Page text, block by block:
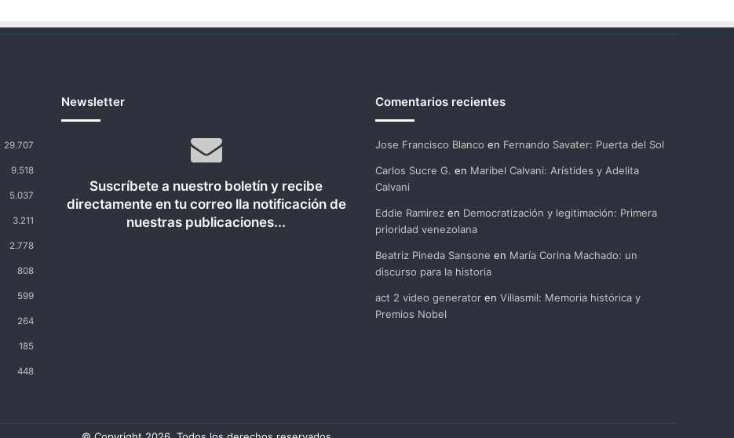
Mario
29.707
9.518
5.037
3.211
2.778
808
599
264
185
448
Newsletter
Suscríbete a nuestro boletín y recibe
directamente en tu correo lla notificación de
nuestras publicaciones...
Comentarios recientes
Jose Francisco Blanco en Fernando Savater: Puerta del Sol
Carlos Sucre G. en Maribel Calvani: Arístides y Adelita
Calvani
Eddie Ramirezen Democratización y legitimación: Primera
prioridad venezolana
Beatriz Pineda Sansone en María Corina Machado: un
discurso para la historia
act 2 video generatoren Villasmil: Memoria histórica y
Premios Nobel